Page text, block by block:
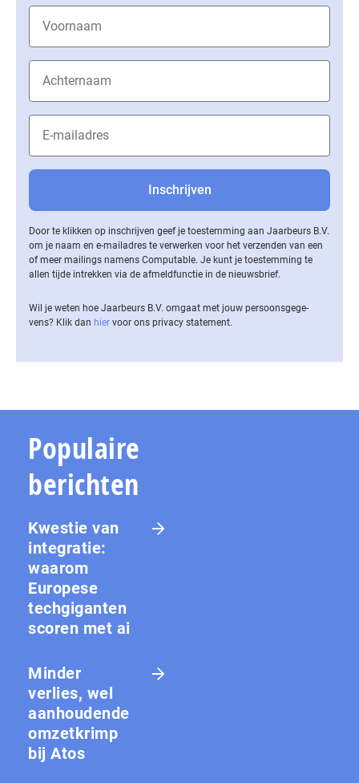
Door te klikken op inschrijven geef je toestemming aan Jaarbeurs B.V.
om je naam en e-mailadres te verwerken voor het verzenden van een
of meer mailings namens Computable. Je kunt je toestemming te
allen tijde intrekken via de af­meld­func­tie in de nieuwsbrief.
Wil je weten hoe Jaarbeurs B.V. omgaat met jouw per­soons­ge­ge­
vens? Klik dan hier voor ons privacy statement.
Populaire
berichten
Kwestie van
integratie:
waarom
Europese
techgiganten
scoren met ai
Minder
verlies, wel
aanhoudende
omzetkrimp
bij Atos